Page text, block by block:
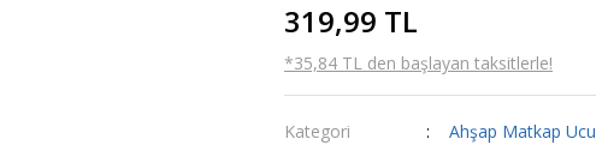
319,99 TL
*35,84 TL den başlayan taksitlerle!
Kategori
Ahşap Matkap Ucu